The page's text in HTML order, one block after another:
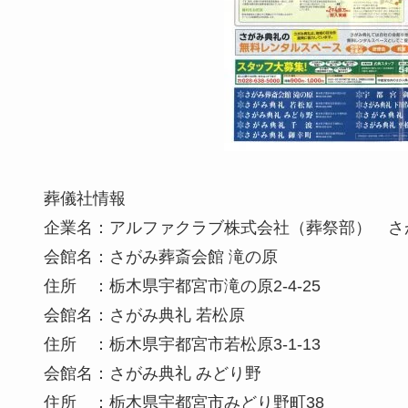
葬儀社情報
企業名：アルファクラブ株式会社（葬祭部） さ
会館名：さがみ葬斎会館 滝の原
住所 ：栃木県宇都宮市滝の原2-4-25
会館名：さがみ典礼 若松原
住所 ：栃木県宇都宮市若松原3-1-13
会館名：さがみ典礼 みどり野
住所 ：栃木県宇都宮市みどり野町38